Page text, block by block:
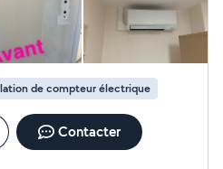
de compteur électrique
Contacter